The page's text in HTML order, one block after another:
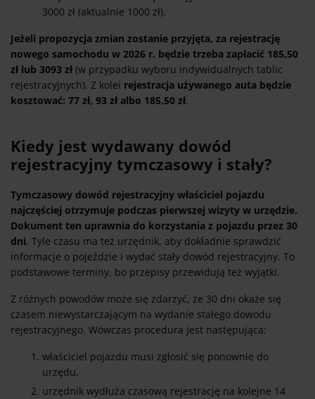
3000 zł (aktualnie 1000 zł).
Jeżeli propozycja zmian zostanie przyjęta, za rejestrację
nowego samochodu w 2026 r. będzie trzeba zapłacić 185,50
zł lub 3093 zł (w przypadku wyboru indywidualnych tablic
rejestracyjnych). Z kolei rejestracja używanego auta będzie
kosztować: 77 zł, 93 zł albo 185,50 zł.
Kiedy jest wydawany dowód
rejestracyjny tymczasowy i stały?
Tymczasowy dowód rejestracyjny właściciel pojazdu
najczęściej otrzymuje podczas pierwszej wizyty w urzędzie.
Dokument ten uprawnia do korzystania z pojazdu przez 30
dni. Tyle czasu ma też urzędnik, aby dokładnie sprawdzić
informacje o pojeździe i wydać stały dowód rejestracyjny. To
podstawowe terminy, bo przepisy przewidują też wyjątki.
Z różnych powodów może się zdarzyć, że 30 dni okaże się
czasem niewystarczającym na wydanie stałego dowodu
rejestracyjnego. Wówczas procedura jest następująca:
właściciel pojazdu musi zgłosić się ponownie do
urzędu,
urzędnik wydłuża czasową rejestrację na kolejne 14